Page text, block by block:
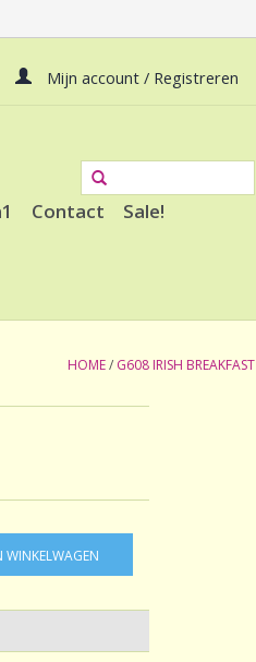
Mijn account / Registreren
Contact
Sale!
HOME/ G608 IRISH BREAKFAST
WINKELWAGEN